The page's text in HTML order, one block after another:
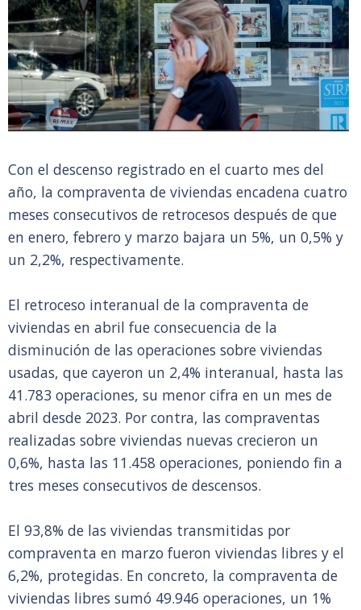
Con el descenso registrado en el cuarto mes del
año, la compraventa de viviendas encadena cuatro
meses consecutivos de retrocesos después de que
en enero, febrero y marzo bajara un 5%, un 0,5% y
un 2,2%, respectivamente.
El retroceso interanual de la compraventa de
viviendas en abril fue consecuencia de la
disminución de las operaciones sobre viviendas
usadas, que cayeron un 2,4% interanual, hasta las
41.783 operaciones, su menor cifra en un mes de
abril desde 2023. Por contra, las compraventas
realizadas sobre viviendas nuevas crecieron un
0,6%, hasta las 11.458 operaciones, poniendo fin a
tres meses consecutivos de descensos.
El 93,8% de las viviendas transmitidas por
compraventa en marzo fueron viviendas libres y el
6,2%, protegidas. En concreto, la compraventa de
viviendas libres sumó 49.946 operaciones, un 1%